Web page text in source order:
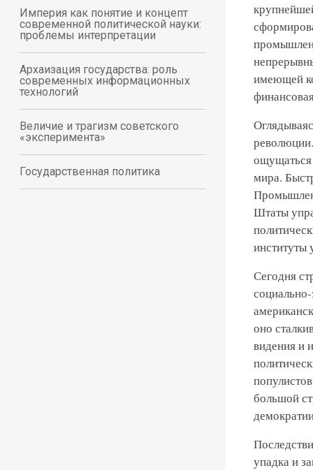
Империя как понятие и концепт
современной политической науки:
проблемы интерпретации
Архаизация государства: роль
современных информационных
технологий
Величие и трагизм советского
«эксперимента»
Государственная политика
имеющей
ощущаться
мира.
Штаты
институты
Сегодня
оно
видения и
большой
упадка и